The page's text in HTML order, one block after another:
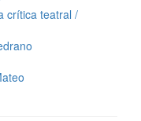
crítica teatral /